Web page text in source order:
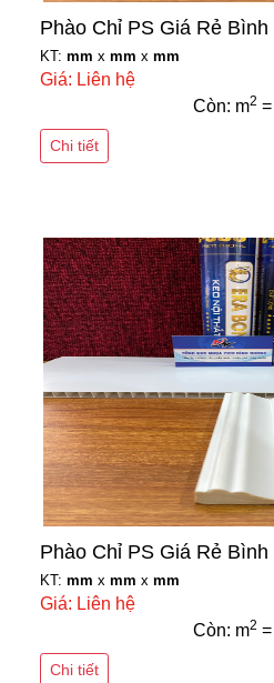
Phào Chỉ PS Giá Rẻ
KT: mm x mm x mm
Giá: Liên hệ
Còn: m2
Chi tiết
Phào Chỉ PS Giá Rẻ
KT: mm x mm x mm
Giá: Liên hệ
Còn: m2
Chi tiết